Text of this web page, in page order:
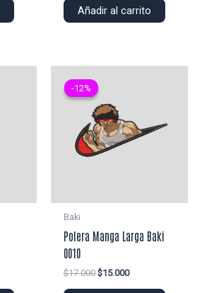
original actual
Añadir al carrito
-12%
-12%
Baki
Polera Manga Larga Baki
0010
$17.000 El
$15.000El